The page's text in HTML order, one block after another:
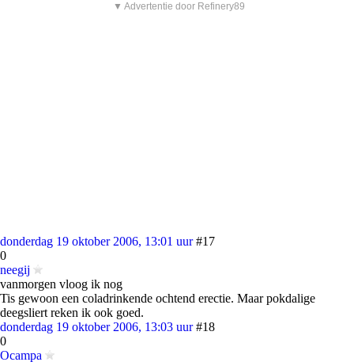
▼ Advertentie door Refinery89
donderdag 19 oktober 2006, 13:01 uur #17
0
neegij
vanmorgen vloog ik nog
Tis gewoon een coladrinkende ochtend erectie. Maar pokdalige
deegsliert reken ik ook goed.
donderdag 19 oktober 2006, 13:03 uur #18
0
Ocampa